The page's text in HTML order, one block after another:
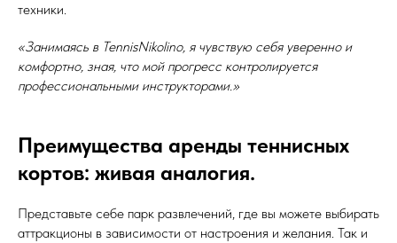
техники.
«Занимаясь в TennisNikolino, я чувствую себя уверенно и
комфортно, зная, что мой прогресс контролируется
профессиональными инструкторами.»
Преимущества аренды теннисных
кортов: живая аналогия.
Представьте себе парк развлечений, где вы можете выбирать
аттракционы в зависимости от настроения и желания. Так и